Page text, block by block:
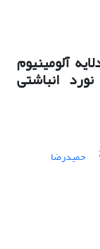
آلومینیوم
انباشتی
حمیدرضا